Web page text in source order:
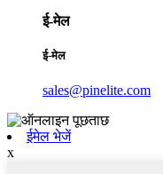
ई-मेल
ई-मेल
sales@pinelite.com
ईमेल भेजें
x